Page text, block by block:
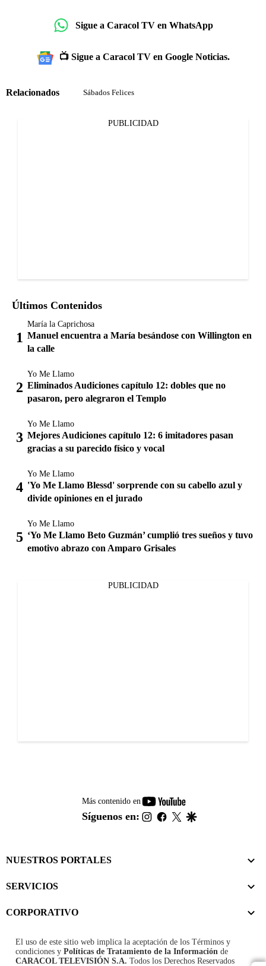
Sigue a Caracol TV en WhatsApp
📺 Sigue a Caracol TV en Google Noticias.
Relacionados Sábados Felices
PUBLICIDAD
Últimos Contenidos
María la Caprichosa
Manuel encuentra a María besándose con Willington en
la calle
Yo Me Llamo
Eliminados Audiciones capítulo 12: dobles que no
pasaron, pero alegraron el Templo
Yo Me Llamo
Mejores Audiciones capítulo 12: 6 imitadores pasan
gracias a su parecido físico y vocal
Yo Me Llamo
'Yo Me Llamo Blessd' sorprende con su cabello azul y
divide opiniones en el jurado
Yo Me Llamo
‘Yo Me Llamo Beto Guzmán’ cumplió tres sueños y tuvo
emotivo abrazo con Amparo Grisales
PUBLICIDAD
Más contenido en
youtube-
footer
Síguenos en: instagram
facebook
twitter
NUESTROS PORTALES
SERVICIOS
CORPORATIVO
El uso de este sitio web implica la aceptación de los Términos y
condiciones y Políticas de Tratamiento de la Información de
CARACOL TELEVISIÓN S.A. Todos los Derechos Reservados